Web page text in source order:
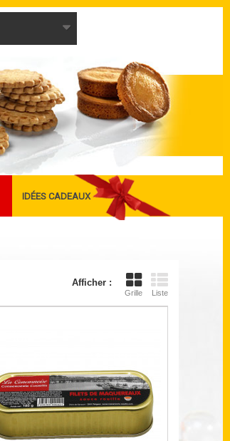
IDÉES CADEAUX
Afficher :
Grille Liste